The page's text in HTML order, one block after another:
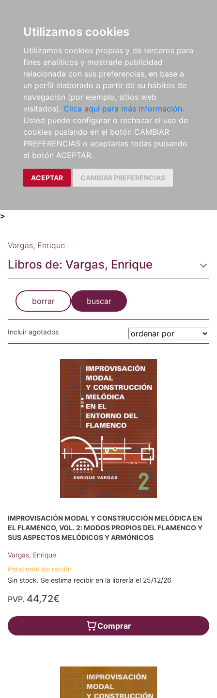
Utilizamos cookies
Utilizamos cookies propias y de terceros para
fines analíticos y mostrarle publicidad
relacionada con sus preferencias, en base a
un perfil elaborado a partir de su hábitos de
navegación (por ejemplo, sitios web
visitados). Clica aquí para más información.
Usted puede configurar o rechazar el uso de
cookies puslando en el botón CAMBIAR
PREFERENCIAS o aceptarlas todas pulsando
el botón ACEPTAR.
ACEPTAR CAMBIAR PREFERENCIAS
>
Vargas, Enrique
Libros de: Vargas, Enrique
borrar buscar
Incluir agotados
IMPROVISACIÓN MODAL Y CONSTRUCCIÓN MELÓDICA EN
EL FLAMENCO, VOL. 2: MODOS PROPIOS DEL FLAMENCO Y
SUS ASPECTOS MELÓDICOS Y ARMÓNICOS
Vargas, Enrique
Pendiente de recibir
Sin stock. Se estima recibir en la librería el 25/12/26
PVP. 44,72€
Comprar